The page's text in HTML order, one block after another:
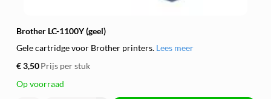
Brother LC-1100Y (geel)
Gele cartridge voor Brother printers. Lees meer
€ 3,50Prijs per stuk
Op voorraad